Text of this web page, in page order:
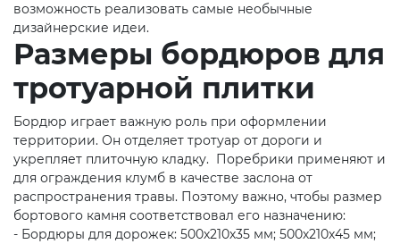
возможность реализовать самые необычные
дизайнерские идеи.
Размеры бордюров для
тротуарной плитки
Бордюр играет важную роль при оформлении
территории. Он отделяет тротуар от дороги и
укрепляет плиточную кладку. Поребрики применяют и
для ограждения клумб в качестве заслона от
распространения травы. Поэтому важно, чтобы размер
бортового камня соответствовал его назначению:
- Бордюры для дорожек: 500х210х35 мм; 500х210х45 мм;